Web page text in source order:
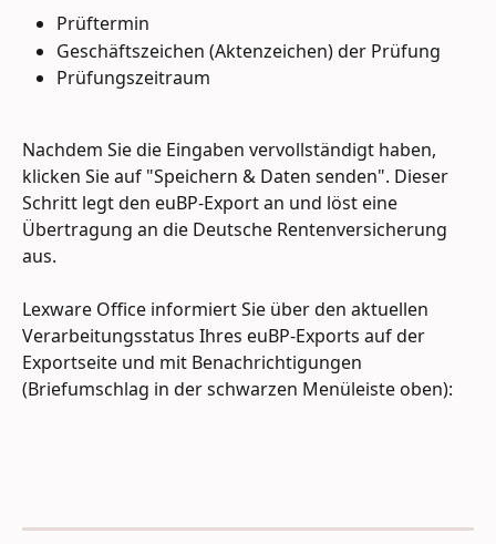
Prüftermin
Geschäftszeichen (Aktenzeichen) der Prüfung
Prüfungszeitraum
Nachdem Sie die Eingaben vervollständigt haben,
klicken Sie auf "Speichern & Daten senden". Dieser
Schritt legt den euBP-Export an und löst eine
Übertragung an die Deutsche Rentenversicherung
aus.
Lexware Office informiert Sie über den aktuellen
Verarbeitungsstatus Ihres euBP-Exports auf der
Exportseite und mit Benachrichtigungen
(Briefumschlag in der schwarzen Menüleiste oben):